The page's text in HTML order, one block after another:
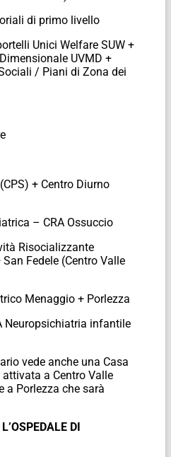
di primo livello
Unici Welfare SUW +
UVMD +
/ Piani di Zona dei
+ Centro Diurno
– CRA Ossuccio
Risocializzante
Fedele (Centro Valle
Menaggio + Porlezza
Neuropsichiatria infantile
vede anche una Casa
a Centro Valle
a Porlezza che sarà
DI